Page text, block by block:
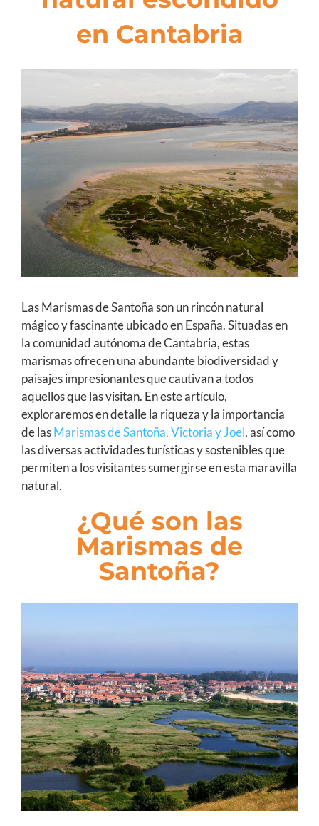
en Cantabria
Image
Las Marismas de Santoña son un rincón natural
mágico y fascinante ubicado en España. Situadas en
la comunidad autónoma de Cantabria, estas
marismas ofrecen una abundante biodiversidad y
paisajes impresionantes que cautivan a todos
aquellos que las visitan. En este artículo,
exploraremos en detalle la riqueza y la importancia
de lasMarismas de Santoña, Victoria y Joel, así como
las diversas actividades turísticas y sostenibles que
permiten a los visitantes sumergirse en esta maravilla
natural.
¿Qué son las
Marismas de
Santoña?